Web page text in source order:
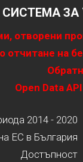
ЗА
отворени
отчитане на
Open Data
2014 - 2020
ЕС в България
Достъпност